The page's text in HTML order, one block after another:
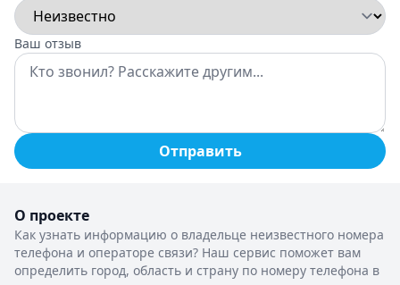
Ваш отзыв
Отправить
О проекте
Как узнать информацию о владельце неизвестного номера
телефона и операторе связи? Наш сервис поможет вам
определить город, область и страну по номеру телефона в